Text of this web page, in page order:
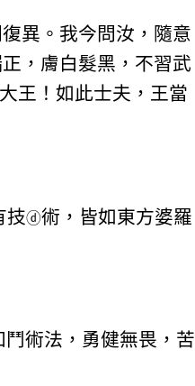
異。我今問汝，隨意
，膚白髮黑，不習武
王！如此士夫，王當
技ⓓ術，皆如東方婆羅
術法，勇健無畏，苦